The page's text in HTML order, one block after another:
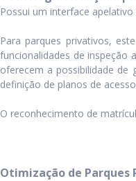
Possui um interface
Para parques privativos,
funcionalidades de inspeção
oferecem a possibilidade de
definição de planos de
O reconhecimento de
Otimização de Parques